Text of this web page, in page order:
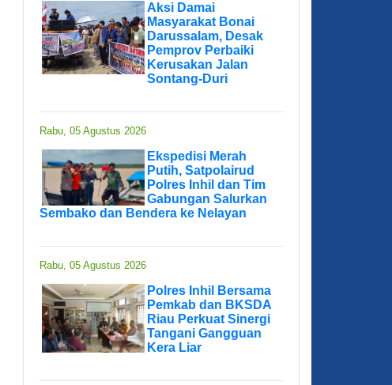
Aksi Damai
Masyarakat Bonai
Darussalam, Desak
Pemprov Perbaiki
Kerusakan Jalan
Sontang-Duri
Rabu, 05 Agustus 2026
Ekspedisi Merah
Putih, Satpolairud
Polres Inhil dan Tim
Gabungan Salurkan
Sembako dan Bendera ke Nelayan
Rabu, 05 Agustus 2026
Polres Inhil Bersama
Pemkab dan BKSDA
Riau Perkuat Sinergi
Tangani Gangguan
Kera Liar